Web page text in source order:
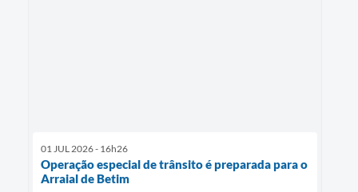
01 JUL 2026 - 16h26
Operação especial de trânsito é preparada para o
Arraial de Betim